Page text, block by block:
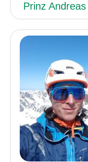
Prinz Andreas